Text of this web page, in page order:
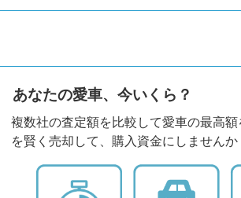
あなたの愛車、今いくら？
複数社の査定額を比較して愛車の最高
を賢く売却して、購入資金にしませんか